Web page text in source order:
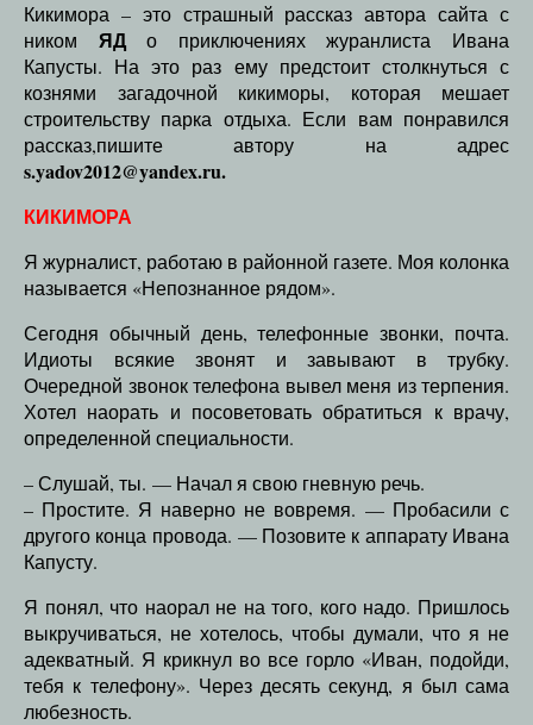
Кикимора – это страшный рассказ автора сайта с
ником ЯДо приключениях журанлиста Ивана
Капусты. На это раз ему предстоит столкнуться с
кознями загадочной кикиморы, которая мешает
строительству парка отдыха. Если вам понравился
рассказ,пишите автору на адрес
s.yadov2012@yandex.ru.
КИКИМОРА
Я журналист, работаю в районной газете. Моя колонка
называется «Непознанное рядом».
Сегодня обычный день, телефонные звонки, почта.
Идиоты всякие звонят и завывают в трубку.
Очередной звонок телефона вывел меня из терпения.
Хотел наорать и посоветовать обратиться к врачу,
определенной специальности.
– Слушай, ты. — Начал я свою гневную речь.
– Простите. Я наверно не вовремя. — Пробасили с
другого конца провода. — Позовите к аппарату Ивана
Капусту.
Я понял, что наорал не на того, кого надо. Пришлось
выкручиваться, не хотелось, чтобы думали, что я не
адекватный. Я крикнул во все горло «Иван, подойди,
тебя к телефону». Через десять секунд, я был сама
любезность.